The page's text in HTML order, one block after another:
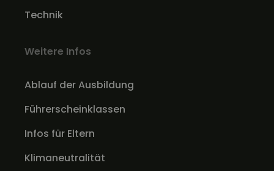
Technik
Weitere Infos
Ablauf der Ausbildung
Führerscheinklassen
Infos für Eltern
Klimaneutralität